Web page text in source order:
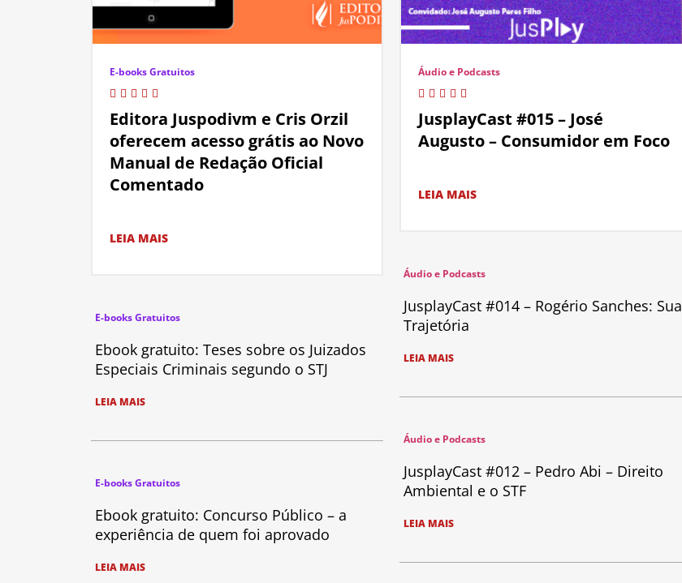
E-books Gratuitos
Editora Juspodivm e Cris Orzil
oferecem acesso grátis ao Novo
Manual de Redação Oficial
Comentado
LEIA MAIS
E-books Gratuitos
Ebook gratuito: Teses sobre os Juizados
Especiais Criminais segundo o STJ
LEIA MAIS
E-books Gratuitos
Ebook gratuito: Concurso Público – a
experiência de quem foi aprovado
LEIA MAIS
Áudio e Podcasts
JusplayCast #015 – José
Augusto – Consumidor em Foco
LEIA MAIS
Áudio e Podcasts
JusplayCast #014 – Rogério Sanches: Sua
Trajetória
LEIA MAIS
Áudio e Podcasts
JusplayCast #012 – Pedro Abi – Direito
Ambiental e o STF
LEIA MAIS